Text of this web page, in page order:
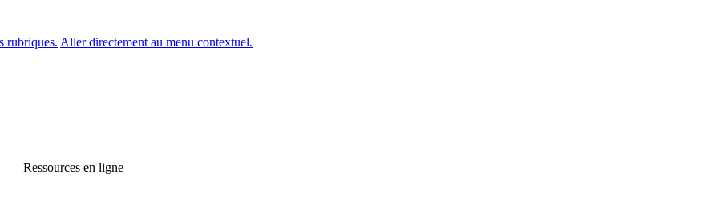
rubriques. Aller directement au menu contextuel.
Ressources en ligne